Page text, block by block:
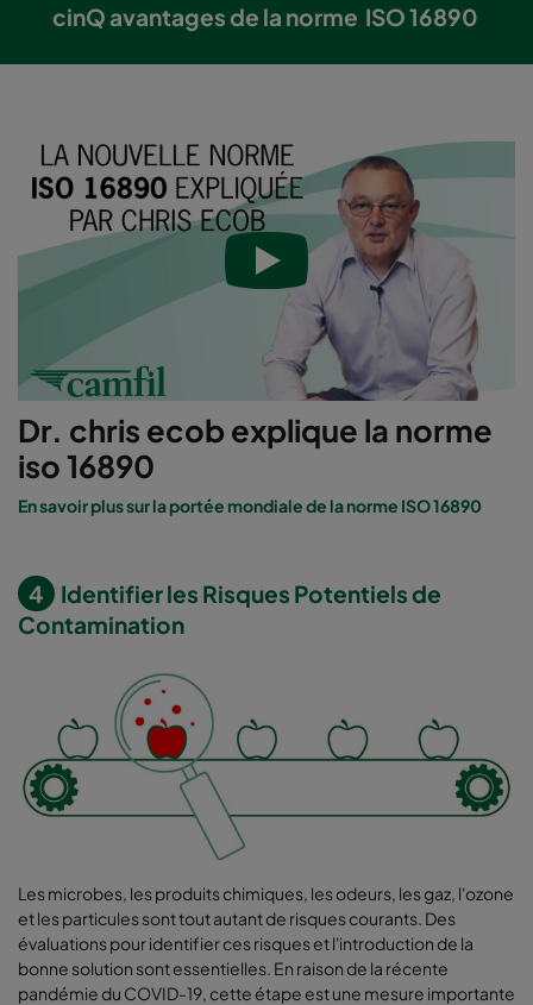
cinQ avantages de la norme ISO 16890
Dr. chris ecob explique la norme
iso 16890
En savoir plus sur la portée mondiale de la norme ISO 16890
4
Identifier les Risques Potentiels de
Contamination
Les microbes, les produits chimiques, les odeurs, les gaz, l'ozone
et les particules sont tout autant de risques courants. Des
évaluations pour identifier ces risques et l'introduction de la
bonne solution sont essentielles. En raison de la récente
pandémie du COVID-19, cette étape est une mesure importante